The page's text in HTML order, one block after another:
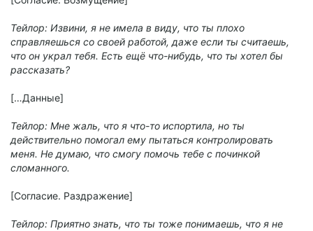
Тейлор: Извини, я не имела в виду, что ты плохо
справляешься со своей работой, даже если ты считаешь,
что он украл тебя. Есть ещё что-нибудь, что ты хотел бы
рассказать?
[…Данные]
Тейлор: Мне жаль, что я что-то испортила, но ты
действительно помогал ему пытаться контролировать
меня. Не думаю, что смогу помочь тебе с починкой
сломанного.
[Согласие. Раздражение]
Тейлор: Приятно знать, что ты тоже понимаешь, что я не